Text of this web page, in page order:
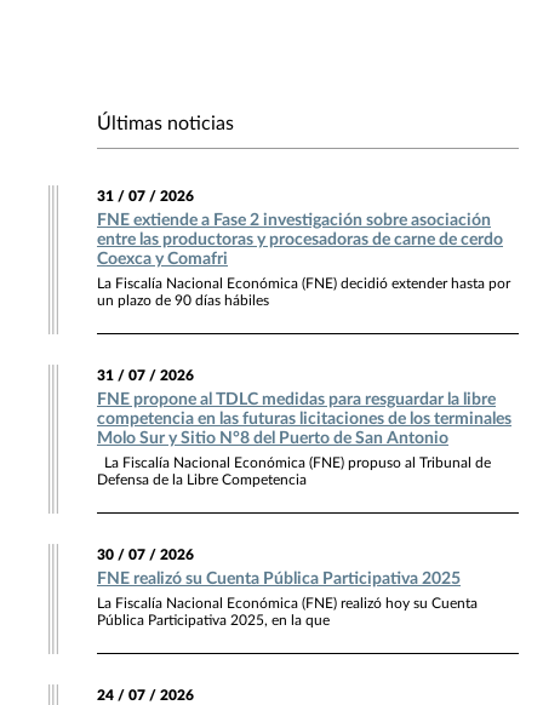
Últimas noticias
31 / 07 / 2026
FNE extiende a Fase 2 investigación sobre asociación
entre las productoras y procesadoras de carne de cerdo
Coexca y Comafri
La Fiscalía Nacional Económica (FNE) decidió extender hasta por
un plazo de 90 días hábiles
31 / 07 / 2026
FNE propone al TDLC medidas para resguardar la libre
competencia en las futuras licitaciones de los terminales
Molo Sur y Sitio N°8 del Puerto de San Antonio
La Fiscalía Nacional Económica (FNE) propuso al Tribunal de
Defensa de la Libre Competencia
30 / 07 / 2026
FNE realizó su Cuenta Pública Participativa 2025
La Fiscalía Nacional Económica (FNE) realizó hoy su Cuenta
Pública Participativa 2025, en la que
24 / 07 / 2026